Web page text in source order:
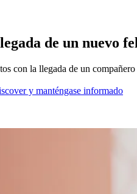
de un
con la llegada de un compañero
y manténgase informado